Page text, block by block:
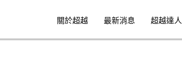
關於超越 最新消息 超越達人